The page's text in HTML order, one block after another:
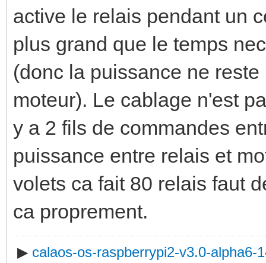
active le relais pendant un
plus grand que le temps
(donc la puissance ne
moteur). Le cablage n'est
y a 2 fils de commandes
puissance entre relais et
volets ca fait 80 relais faut
ca proprement.
▶ calaos-os-raspberrypi2-v3.0-alpha6-